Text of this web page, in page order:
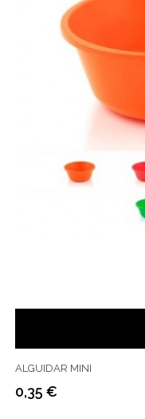
ALGUIDAR MINI
Preço
0,35 €